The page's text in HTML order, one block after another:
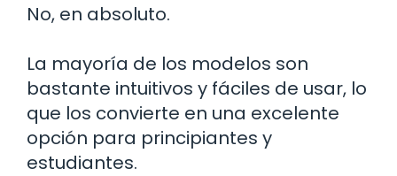
No, en absoluto.
La mayoría de los modelos son
bastante intuitivos y fáciles de usar, lo
que los convierte en una excelente
opción para principiantes y
estudiantes.